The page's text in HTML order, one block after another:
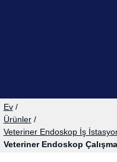
Ev/
Ürünler/
Veteriner Endoskop İş
Veteriner Endoskop